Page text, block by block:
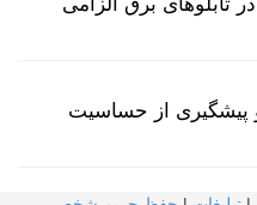
پیشگیری از حساسیت